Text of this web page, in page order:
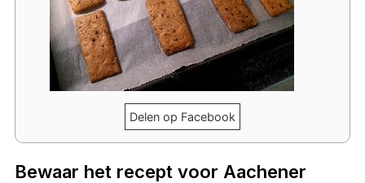
Delen op Facebook
Bewaar het recept voor Aachener